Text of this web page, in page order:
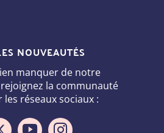
NOUVEAUTÉS
manquer de notre
la communauté
les réseaux sociaux :